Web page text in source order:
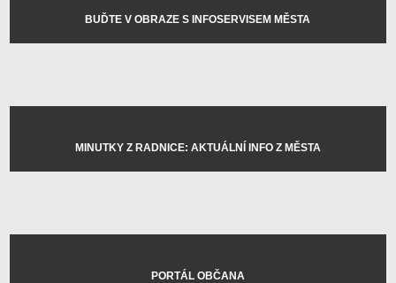
BUĎTE V OBRAZE S INFOSERVISEM MĚSTA
MINUTKY Z RADNICE: AKTUÁLNÍ INFO Z MĚSTA
PORTÁL OBČANA